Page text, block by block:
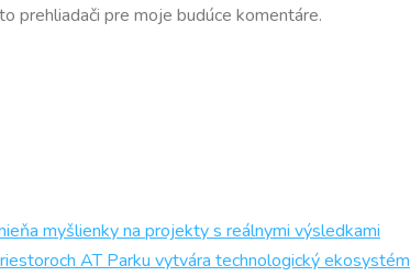
prehliadači pre moje budúce komentáre.
myšlienky na projekty s reálnymi výsledkami
AT Parku vytvára technologický ekosystém